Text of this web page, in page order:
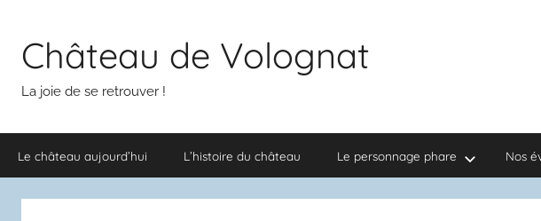
contenuChâteau de Volognat
La joie de se retrouver !
Le château aujourd’hui L’histoire du château Le personnage phare Nos